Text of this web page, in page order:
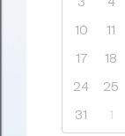
10
11
17
18
24
25
31
1